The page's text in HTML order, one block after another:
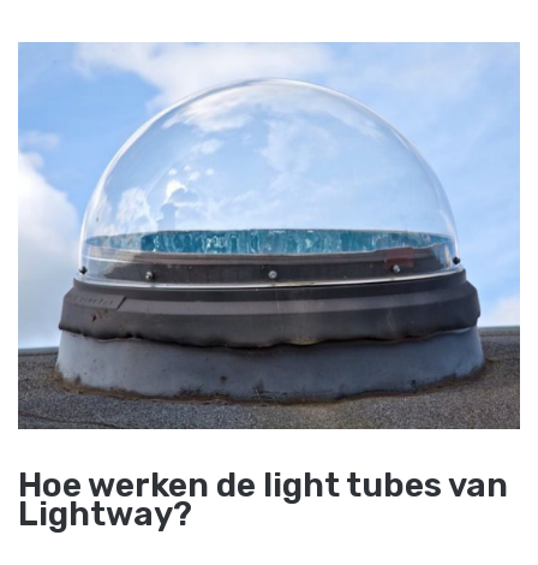
Hoe werken de light tubes van
Lightway?